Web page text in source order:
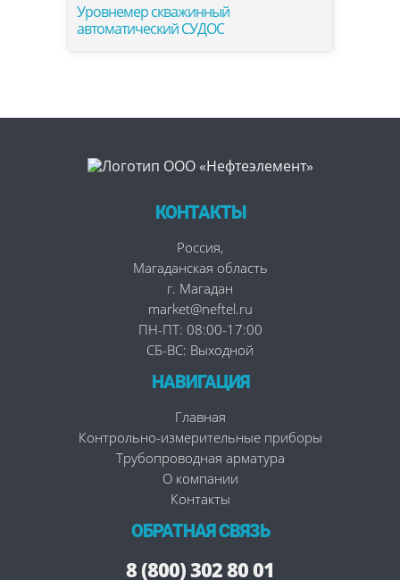
Уровнемер скважинный
автоматический СУДОС
КОНТАКТЫ
Россия,
Магаданская область
г. Магадан
market@neftel.ru
ПН-ПТ: 08:00-17:00
СБ-ВС: Выходной
НАВИГАЦИЯ
Главная
Контрольно-измерительные приборы
Трубопроводная арматура
О компании
Контакты
ОБРАТНАЯ СВЯЗЬ
8 (800) 302 80 01